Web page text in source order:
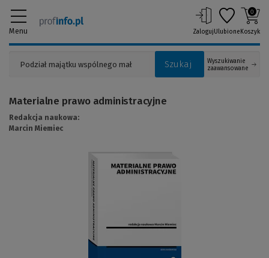
Menu
Szukaj
Wyszukiwanie
zaawansowane
ZalogujUlubione
0
Koszyk
Materialne prawo administracyjne
Redakcja naukowa:
Marcin Miemiec